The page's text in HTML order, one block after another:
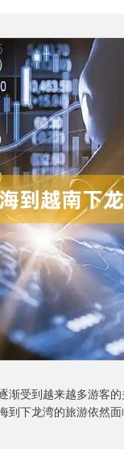
渐受到越来越多游客
到下龙湾的旅游依然